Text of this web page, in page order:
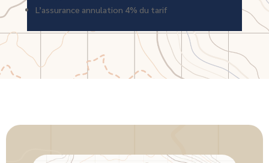
L’assurance annulation 4% du tarif